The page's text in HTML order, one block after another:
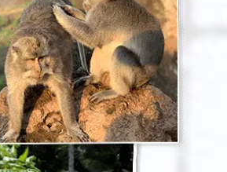
MacedoniëEgypte
Jordanië
Marokko
Oman
Saoedi-Arabië
Tunesië
Turkije